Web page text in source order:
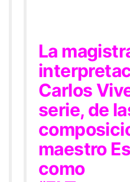
La
Carlos
serie, de
maestro
como